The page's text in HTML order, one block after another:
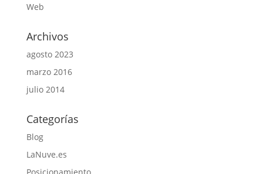
Web
Archivos
agosto 2023
marzo 2016
julio 2014
Categorías
Blog
LaNuve.es